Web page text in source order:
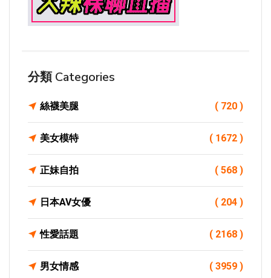
分類 Categories
絲襪美腿 ( 720 )
美女模特 ( 1672 )
正妹自拍 ( 568 )
日本AV女優 ( 204 )
性愛話題 ( 2168 )
男女情感 ( 3959 )